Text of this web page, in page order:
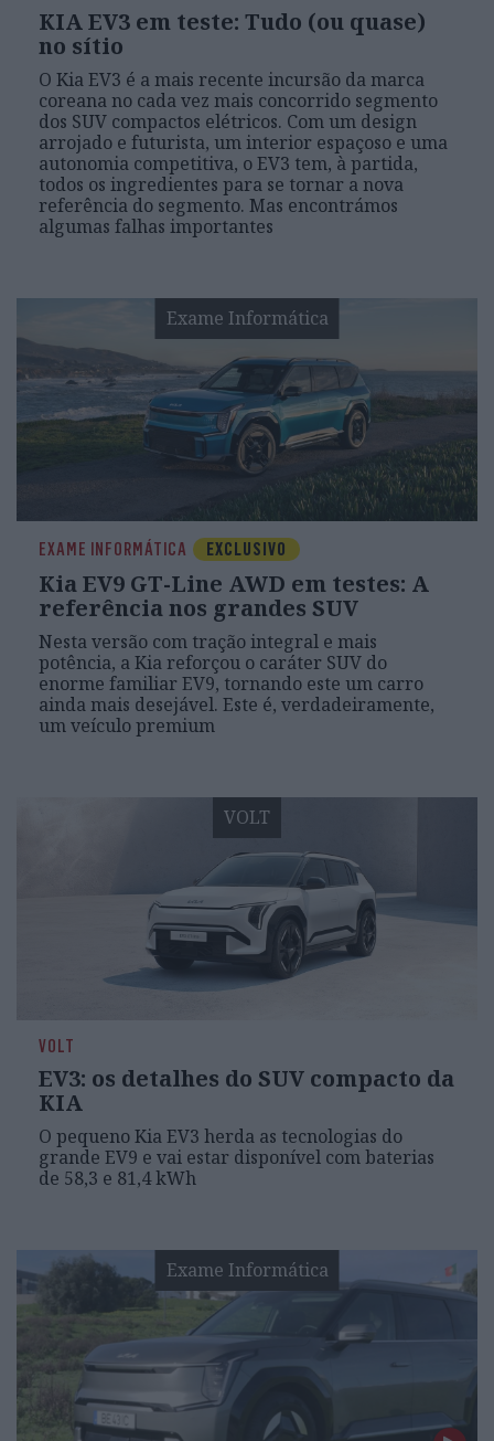
KIA EV3 em teste: Tudo (ou quase)
no sítio
O Kia EV3 é a mais recente incursão da marca
coreana no cada vez mais concorrido segmento
dos SUV compactos elétricos. Com um design
arrojado e futurista, um interior espaçoso e uma
autonomia competitiva, o EV3 tem, à partida,
todos os ingredientes para se tornar a nova
referência do segmento. Mas encontrámos
algumas falhas importantes
Exame Informática
EXAME INFORMÁTICA EXCLUSIVO
Kia EV9 GT-Line AWD em testes: A
referência nos grandes SUV
Nesta versão com tração integral e mais
potência, a Kia reforçou o caráter SUV do
enorme familiar EV9, tornando este um carro
ainda mais desejável. Este é, verdadeiramente,
um veículo premium
VOLT
VOLT
EV3: os detalhes do SUV compacto da
KIA
O pequeno Kia EV3 herda as tecnologias do
grande EV9 e vai estar disponível com baterias
de 58,3 e 81,4 kWh
Exame Informática